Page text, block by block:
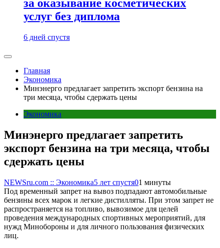
за оказывание косметических
услуг без диплома
6 дней спустя
Главная
Экономика
Минэнерго предлагает запретить экспорт бензина на
три месяца, чтобы сдержать цены
Экономика
Минэнерго предлагает запретить
экспорт бензина на три месяца, чтобы
сдержать цены
NEWSru.com :: Экономика5 лет спустя01 минуты
Под временный запрет на вывоз подпадают автомобильные
бензины всех марок и легкие дистилляты. При этом запрет не
распространяется на топливо, вывозимое для целей
проведения международных спортивных мероприятий, для
нужд Минобороны и для личного пользования физических
лиц.